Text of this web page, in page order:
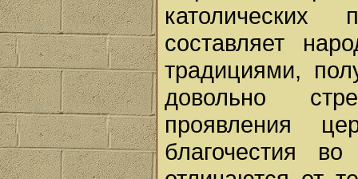
католических
составляет
традициями,
довольно
проявления
благочестия